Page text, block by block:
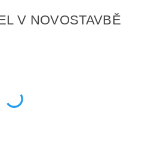
V NOVOSTAVBĚ